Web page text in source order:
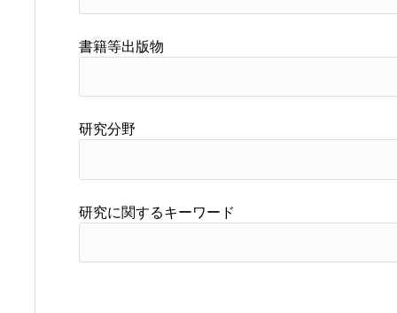
書籍等出版物
研究分野
研究に関するキーワード